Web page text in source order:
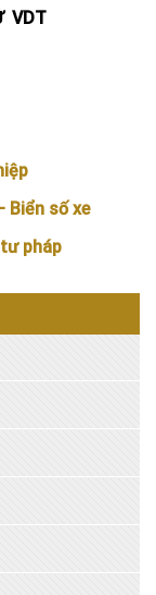
VDT
Biển số xe
pháp